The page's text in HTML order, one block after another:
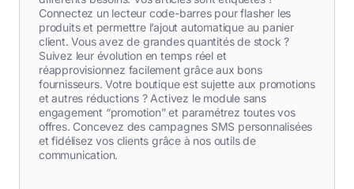
Connectez un lecteur code-barres pour flasher les
produits et permettre l’ajout automatique au panier
client. Vous avez de grandes quantités de stock ?
Suivez leur évolution en temps réel et
réapprovisionnez facilement grâce aux bons
fournisseurs. Votre boutique est sujette aux promotions
et autres réductions ? Activez le module sans
engagement “promotion” et paramétrez toutes vos
offres. Concevez des campagnes SMS personnalisées
et fidélisez vos clients grâce à nos outils de
communication.